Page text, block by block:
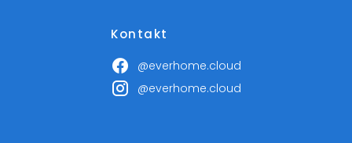
Kontakt
@everhome.cloud
@everhome.cloud